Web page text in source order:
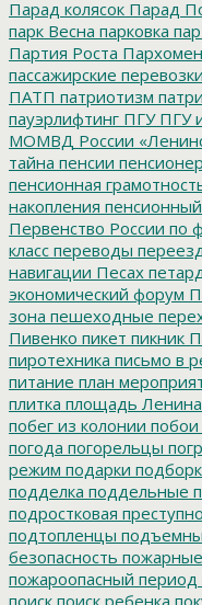
Парад колясок Парад
парк Весна парковка
Партия Роста
пассажирские перевозки
ПАТП патриотизм
пауэрлифтинг ПГУПГУ
МОМВД России
тайна пенсии пенсионер
пенсионная
накопления
Первенство России по
класс переводы переезд
навигации Песах
экономический форум
зона пешеходные
Пивенко пикет пикник
пиротехника письмо в
питание план
плитка площадь Ленина
побег из колонии побои
погода погорельцы
режим подарки
подделка поддельные
подростковая
подтопленцы
безопасность пожарные
пожароопасный период
поиск поиск ребенка